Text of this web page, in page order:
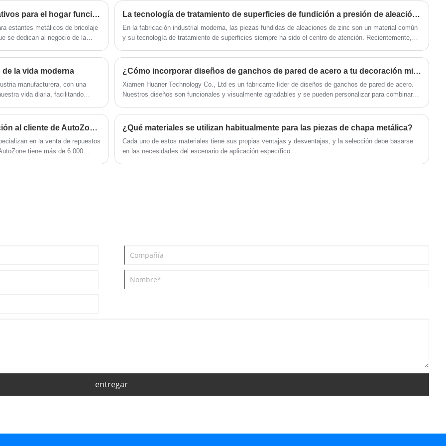
con tornillos, que participan en la arquitectura.
muebles e incluso arte.
seguridad del soporte de piso Vesa es ≤15%
del volumen de ventas mensual, y el ciclo de
entrega es de 15 días.
para balcones residenciales, paredes
exteriores de edificios comerciales y plantas
químicas.
Fabricante profesional de soportes metálicos decorativos para el hogar funcionales.
estantes metálicos de bricolaje
se dedican al negocio de la
La tecnología de tratamiento de superficies de fundición a presión de aleación de zinc continúa innovando para mejorar el rendimiento del producto
En la fabricación industrial moderna, las piezas fundidas de aleaciones de zinc son un material común
y su tecnología de tratamiento de superficies siempre ha sido el centro de atención. Recientemente,
de zinc, lo que abre nuevas posibilidades para mejorar el rendimiento del producto.
la vida moderna
manufacturera, con una
vida diaria, facilitando
¿Cómo incorporar diseños de ganchos de pared de acero a tu decoración minimalista?
Xiamen Huaner Technology Co., Ltd es un fabricante líder de diseños de ganchos de pared de acero.
Nuestros diseños son funcionales y visualmente agradables y se pueden personalizar para combinar
¿Cómo puedo comunicarme con el servicio de atención al cliente de AutoZone para obtener ayuda con la compra de mis autopartes?
en la venta de repuestos
tiene más de 6.000
¿Qué materiales se utilizan habitualmente para las piezas de chapa metálica?
Cada uno de estos materiales tiene sus propias ventajas y desventajas, y la selección debe basarse
en las necesidades del escenario de aplicación específico.
entregar